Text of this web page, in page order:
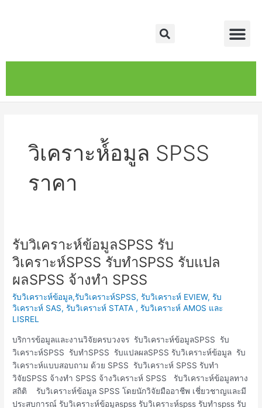
Search
วิเคราะห์้อมูล SPSS
ราคา
รับวิเคราะห์ข้อมูลSPSS รับ
วิเคราะห์SPSS รับทำSPSS รับแปล
ผลSPSS จ้างทำ SPSS
รับวิเคราะห์ข้อมูล,รับวิเคราะห์SPSS, รับวิเคราะห์ EVIEW, รับ
วิเคราะห์ SAS, รับวิเคราะห์ STATA , รับวิเคราะห์ AMOS และ
LISREL
บริการข้อมูลและงานวิจัยครบวงจร รับวิเคราะห์ข้อมูลSPSS รับ
วิเคราะห์SPSS รับทำSPSS รับแปลผลSPSS รับวิเคราะห์ข้อมูล รับ
วิเคราะห์แบบสอบถาม ด้วย SPSS รับวิเคราะห์ SPSS รับทำ
วิจัยSPSS จ้างทำ SPSS จ้างวิเคราะห์ SPSS รับวิเคราะห์ข้อมูลทาง
สถิติ รับวิเคราะห์ข้อมูล SPSS โดยนักวิจัยมืออาชีพ เชี่ยวชาญและมี
ประสบการณ์ รับวิเคราะห์ข้อมูลspss รับวิเคราะห์spss รับทำspss รับ
รับ
วิเคราะห์
ข้อมูลSPSS
รับ
วิเคราะห์SPSS
รับ
ทำSPSS
แปล
ผลSPSS
จ้าง
ทำ
SPSS